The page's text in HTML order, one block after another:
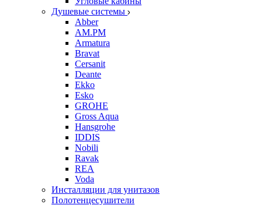
Душевые системы
Abber
AM.PM
Armatura
Bravat
Cersanit
Deante
Ekko
Esko
GROHE
Gross Aqua
Hansgrohe
IDDIS
Nobili
Ravak
REA
Voda
Инсталляции для унитазов
Полотенцесушители